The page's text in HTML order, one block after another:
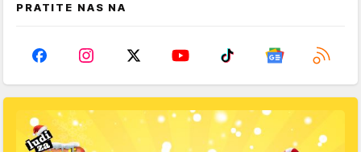
PRATITE NAS NA